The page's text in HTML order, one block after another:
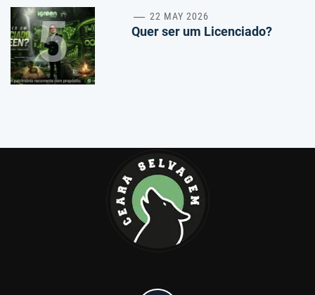
5 22 MAY 2026
Quer ser um Licenciado?